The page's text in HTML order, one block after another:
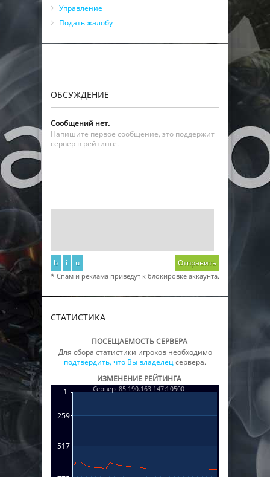
Управление
Подать жалобу
ОБСУЖДЕНИЕ
Сообщений нет.
Напишите первое сообщение, это поддержит
сервер в рейтинге.
b i u Отправить
* Спам и реклама приведут к блокировке аккаунта.
СТАТИСТИКА
ПОСЕЩАЕМОСТЬ СЕРВЕРА
Для сбора статистики игроков необходимо
подтвердить, что Вы владелецсервера.
ИЗМЕНЕНИЕ РЕЙТИНГА